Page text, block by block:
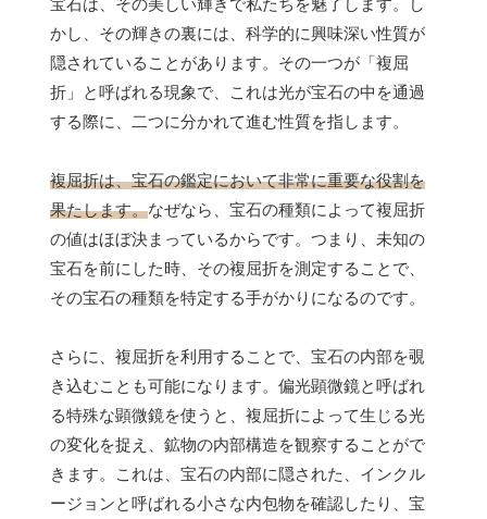
宝石は、その美しい輝きで私たちを魅了します。し
かし、その輝きの裏には、科学的に興味深い性質が
隠されていることがあります。その一つが「複屈
折」と呼ばれる現象で、これは光が宝石の中を通過
する際に、二つに分かれて進む性質を指します。
複屈折は、宝石の鑑定において非常に重要な役割を
果たします。なぜなら、宝石の種類によって複屈折
の値はほぼ決まっているからです。つまり、未知の
宝石を前にした時、その複屈折を測定することで、
その宝石の種類を特定する手がかりになるのです。
さらに、複屈折を利用することで、宝石の内部を覗
き込むことも可能になります。偏光顕微鏡と呼ばれ
る特殊な顕微鏡を使うと、複屈折によって生じる光
の変化を捉え、鉱物の内部構造を観察することがで
きます。これは、宝石の内部に隠された、インクル
ージョンと呼ばれる小さな内包物を確認したり、宝